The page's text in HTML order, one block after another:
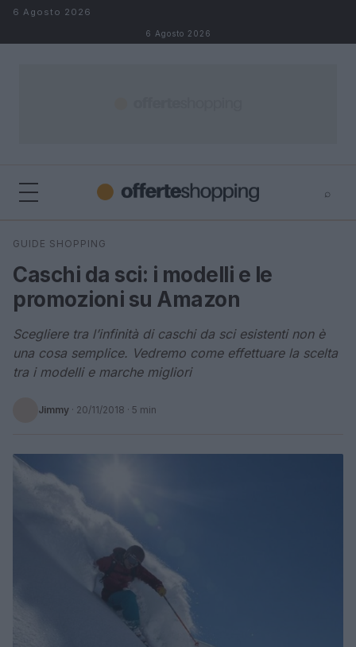
Salta al contenuto
6 Agosto 2026
6 Agosto 2026
⌕
Cerca
GUIDE SHOPPING
Caschi da sci: i modelli e le
promozioni su Amazon
Scegliere tra l’infinità di caschi da sci esistenti non è
una cosa semplice. Vedremo come effettuare la scelta
tra i modelli e marche migliori
Jimmy · 20/11/2018 · 5 min